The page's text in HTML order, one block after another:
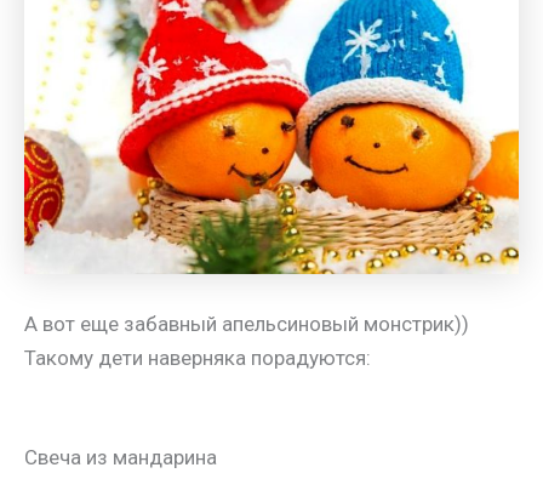
А вот еще забавный апельсиновый монстрик))
Такому дети наверняка порадуются:
Свеча из мандарина